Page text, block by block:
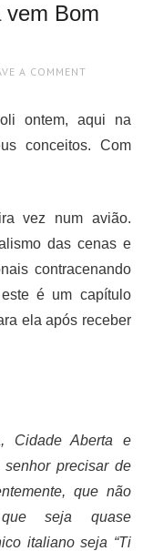
vem Bom
A COMMENT
ontem, aqui na
conceitos. Com
vez num avião.
das cenas e
contracenando
é um capítulo
ela após receber
Cidade Aberta e
precisar de
que não
seja quase
italiano seja “Ti